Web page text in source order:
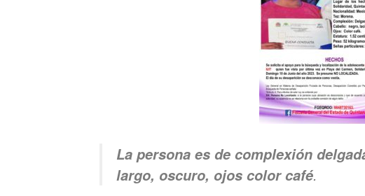
La persona es de complexión
largo, oscuro, ojos color café.